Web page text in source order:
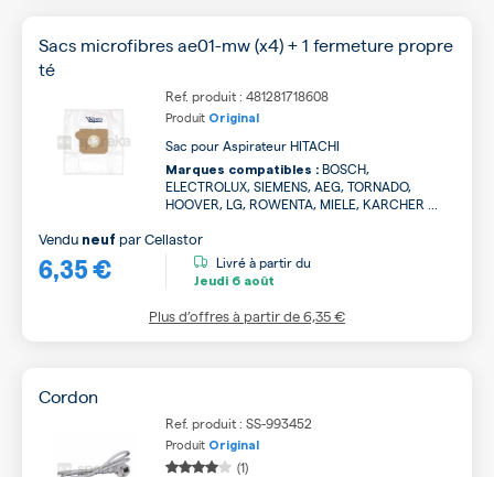
Sacs microfibres ae01-mw (x4) + 1 fermeture propre
té
Ref. produit : 481281718608
Produit Original
Sac pour Aspirateur HITACHI
Marques compatibles : BOSCH,
ELECTROLUX, SIEMENS, AEG, TORNADO,
HOOVER, LG, ROWENTA, MIELE, KARCHER ...
6,35 €
Vendu neuf parCellastor
Livré à partir du
Jeudi 6 août
Plus d’offres à partir de6,35 €
Cordon
Ref. produit : SS-993452
Produit Original
(1)